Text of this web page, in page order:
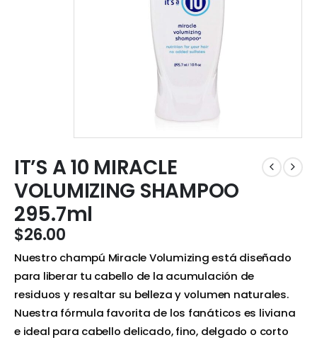
IT’S A 10 MIRACLE
VOLUMIZING SHAMPOO
295.7ml
$26.00
Nuestro champú Miracle Volumizing está diseñado
para liberar tu cabello de la acumulación de
residuos y resaltar su belleza y volumen naturales.
Nuestra fórmula favorita de los fanáticos es liviana
e ideal para cabello delicado, fino, delgado o corto